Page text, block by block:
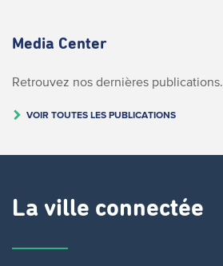
Media Center
Retrouvez nos dernières publications.
VOIR TOUTES LES PUBLICATIONS
La ville connectée